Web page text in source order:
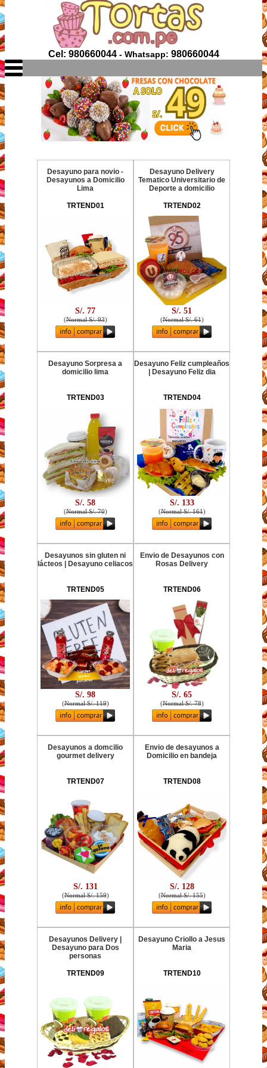
Cel: 980660044- Whatsapp: 980660044
Desayuno para novio -
Desayunos a Domicilio
Lima
TRTEND01
S/. 77
(Normal S/. 93)
Desayuno Delivery
Tematico Universitario de
Deporte a domicilio
TRTEND02
S/. 51
(Normal S/. 61)
Desayuno Sorpresa a
domicilio lima
TRTEND03
S/. 58
(Normal S/. 70)
Desayuno Feliz cumpleaños
| Desayuno Feliz dia
TRTEND04
S/. 133
(Normal S/. 161)
Desayunos sin gluten ni
lácteos | Desayuno celiacos
TRTEND05
S/. 98
(Normal S/. 119)
Envio de Desayunos con
Rosas Delivery
TRTEND06
S/. 65
(Normal S/. 78)
Desayunos a domcilio
gourmet delivery
TRTEND07
S/. 131
(Normal S/. 159)
Envio de desayunos a
Domicilio en bandeja
TRTEND08
S/. 128
(Normal S/. 155)
Desayunos Delivery |
Desayuno para Dos
personas
TRTEND09
Desayuno Criollo a Jesus
Maria
TRTEND10